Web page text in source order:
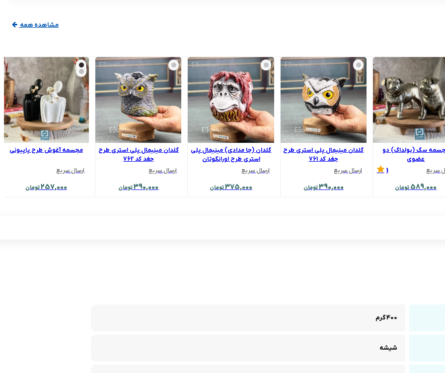
مشاهده همه
سگ (بولداگ) دو
عضوی
سریع
1
589,000تومان
گلدان مینیمال پلی استری طرح
جغد کد 761
ارسال سریع
390,000تومان
گلدان (جا مدادی) مینیمال پلی
استری طرح اورانگوتان
ارسال سریع
375,000تومان
گلدان مینیمال پلی استری طرح
جغد کد 762
ارسال سریع
390,000تومان
مجسمه آغوش طرح پاپیونی
ارسال سریع
257,000تومان
400 گرم
شیشه